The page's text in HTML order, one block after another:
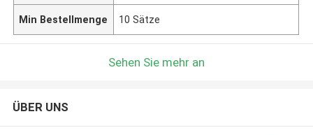
Min Bestellmenge 10 Sätze
Sehen Sie mehr an
ÜBER UNS